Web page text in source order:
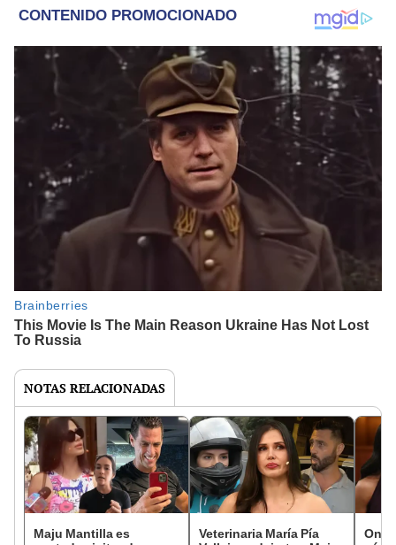
NOTAS RELACIONADAS
Maju Mantilla es
Veterinaria María Pía